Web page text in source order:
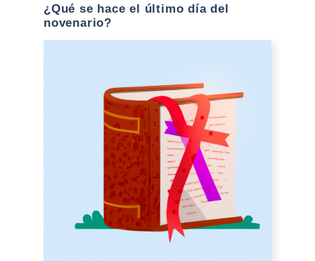
¿Qué se hace el último día del
novenario?